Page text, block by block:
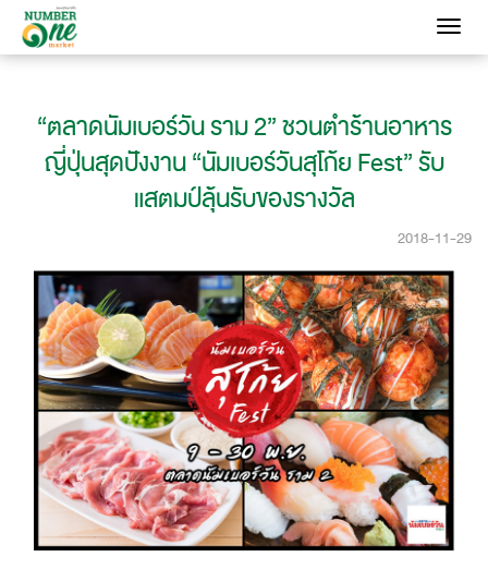
Toggle
“ตลาดนัมเบอร์วัน ราม 2” ชวนตำร้านอาหาร
ญี่ปุ่นสุดปังงาน “นัมเบอร์วันสุโก้ย Fest” รับ
แสตมป์ลุ้นรับของรางวัล
2018-11-29